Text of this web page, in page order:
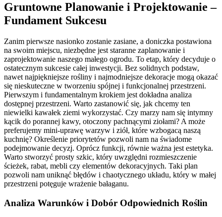
Gruntowne Planowanie i Projektowanie –
Fundament Sukcesu
Zanim pierwsze nasionko zostanie zasiane, a doniczka postawiona
na swoim miejscu, niezbędne jest staranne zaplanowanie i
zaprojektowanie naszego małego ogrodu. To etap, który decyduje o
ostatecznym sukcesie całej inwestycji. Bez solidnych podstaw,
nawet najpiękniejsze rośliny i najmodniejsze dekoracje mogą okazać
się nieskuteczne w tworzeniu spójnej i funkcjonalnej przestrzeni.
Pierwszym i fundamentalnym krokiem jest dokładna analiza
dostępnej przestrzeni. Warto zastanowić się, jak chcemy ten
niewielki kawałek ziemi wykorzystać. Czy marzy nam się intymny
kącik do porannej kawy, otoczony pachnącymi ziołami? A może
preferujemy mini-uprawę warzyw i ziół, które wzbogacą naszą
kuchnię? Określenie priorytetów pozwoli nam na świadome
podejmowanie decyzj. Oprócz funkcji, równie ważna jest estetyka.
Warto stworzyć prosty szkic, który uwzględni rozmieszczenie
ścieżek, rabat, mebli czy elementów dekoracyjnych. Taki plan
pozwoli nam uniknąć błędów i chaotycznego układu, który w małej
przestrzeni potęguje wrażenie bałaganu.
Analiza Warunków i Dobór Odpowiednich Roślin